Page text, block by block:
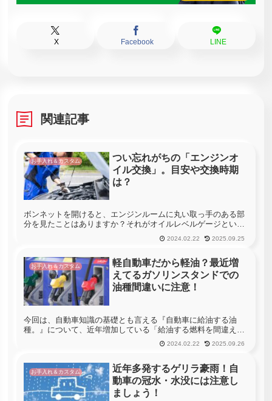
X Facebook LINE
関連記事
お手入れ＆カスタム
つい忘れがちの「エンジンオ
イル交換」。目安や交換時期
は？
ボンネットを開けると、エンジンルームに丸い取っ手のある部
分を見たことはありますか？それがオイルレベルゲージといっ
て、エンジンオイルが入っているオイルパンから繋がる管にレ
ベルゲージの先端が浸かっていることで、引き抜いた時にオイ
2024.02.22 2025.09.25
お手入れ＆カスタム
軽自動車だから軽油？最近増
えてるガソリンスタンドでの
油種間違いに注意！
今回は、自動車知識の基礎とも言える『自動車に給油する油
種。』について、近年増加している「給油する燃料を間違え
る…」といった事と合わせてご紹介したいと思います。普段、
毎日のように自動車を利用している方であれば、自分の乗って
2024.02.22 2025.09.26
お手入れ＆カスタム
近年多発するゲリラ豪雨！自
動車の冠水・水没には注意し
ましょう！